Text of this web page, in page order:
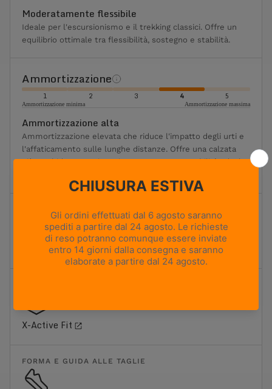
Moderatamente flessibile
Ideale per l'escursionismo e il trekking classici. Offre un
equilibrio ottimale tra flessibilità, sostegno e stabilità.
Ammortizzazione
1 2 3 4 5
Ammortizzazione minima Ammortizzazione massima
Ammortizzazione alta
Ammortizzazione elevata che riduce l'impatto degli urti e
l'affaticamento sulle lunghe distanze. Offre una calzata
più morbida senza rinunciare a sostegno e stabilità. Ideale
Sentieri misti e terreni rocciosi
X-Active Fit
FORMA E GUIDA ALLE TAGLIE